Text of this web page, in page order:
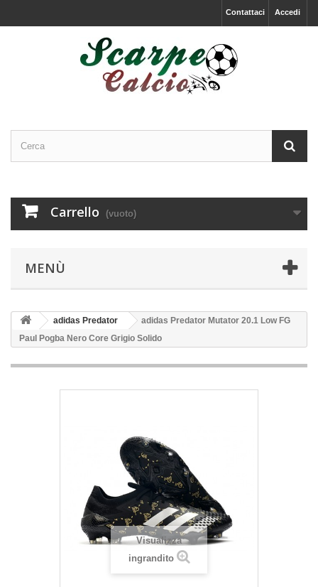
Accedi
Contattaci
Carrello (vuoto)
MENÙ
adidas Predator
adidas Predator Mutator 20.1 Low FG
Paul Pogba Nero Core Grigio Solido
Visualizza
ingrandito